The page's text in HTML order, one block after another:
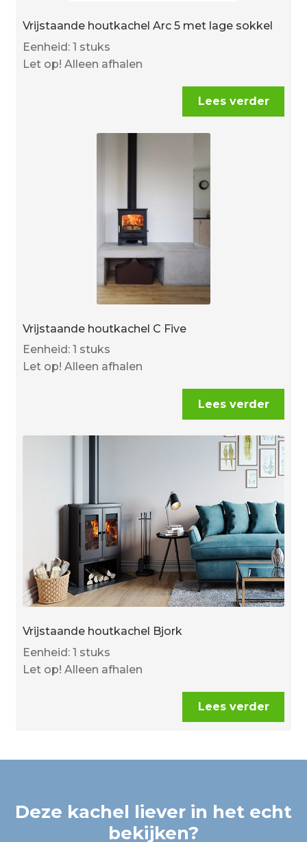
Vrijstaande houtkachel Arc 5 met lage sokkel
Eenheid: 1 stuks
Let op! Alleen afhalen
Lees verder
Vrijstaande houtkachel C Five
Eenheid: 1 stuks
Let op! Alleen afhalen
Lees verder
Vrijstaande houtkachel Bjork
Eenheid: 1 stuks
Let op! Alleen afhalen
Lees verder
Deze kachel liever in het echt
bekijken?